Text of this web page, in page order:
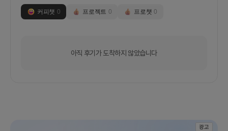
커피챗 0 프로젝트 0 프로챗 0
아직 후기가 도착하지 않았습니다
광고